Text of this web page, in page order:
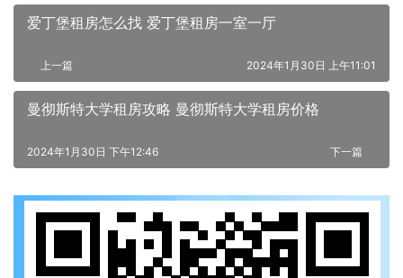
爱丁堡租房怎么找 爱丁堡租房一室一厅
上一篇 2024年1月30日 上午11:01
曼彻斯特大学租房攻略 曼彻斯特大学租房价格
下一篇
2024年1月30日 下午12:46